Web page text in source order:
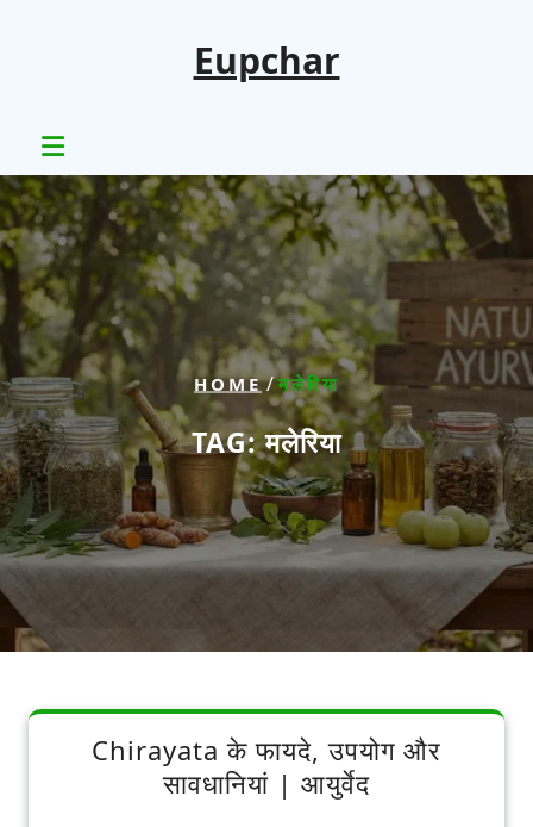
Eupchar
HOME/मलेरिया
TAG:मलेरिया
Chirayata के फायदे, उपयोग और
सावधानियां | आयुर्वेद